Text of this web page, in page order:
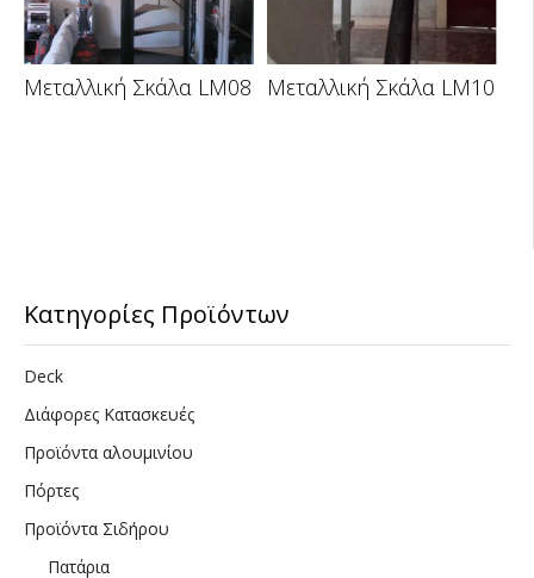
Μεταλλική Σκάλα LM08 Μεταλλική Σκάλα LM10
Κατηγορίες Προϊόντων
Deck
Διάφορες Κατασκευές
Προϊόντα αλουμινίου
Πόρτες
Προϊόντα Σιδήρου
Πατάρια